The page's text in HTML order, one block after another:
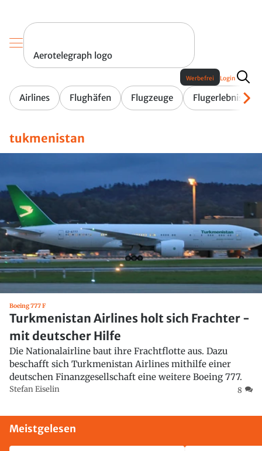
Aerotelegraph logo
Airlines Flughäfen Flugzeuge Flugerlebnis
Werbefrei Login
tukmenistan
Boeing 777 F
Turkmenistan Airlines holt sich Frachter -
mit deutscher Hilfe
Die Nationalairline baut ihre Frachtflotte aus. Dazu
beschafft sich Turkmenistan Airlines mithilfe einer
deutschen Finanzgesellschaft eine weitere Boeing 777.
Stefan Eiselin 8
Meistgelesen